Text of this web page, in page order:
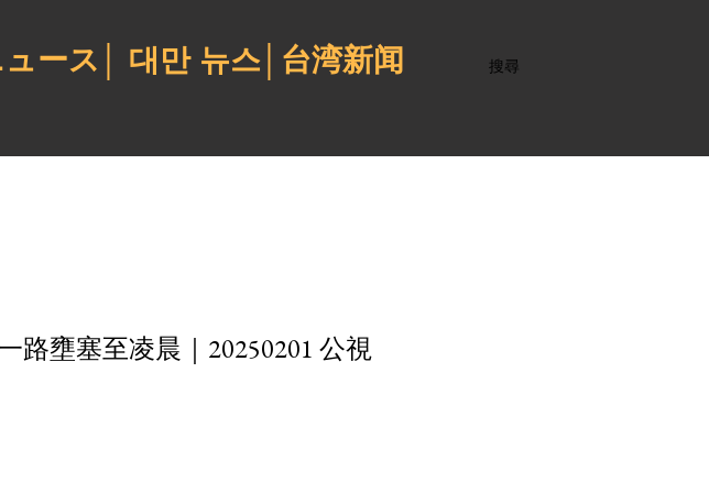
搜尋
ース│ 대만 뉴스│台湾新闻
路壅塞至凌晨｜20250201 公視